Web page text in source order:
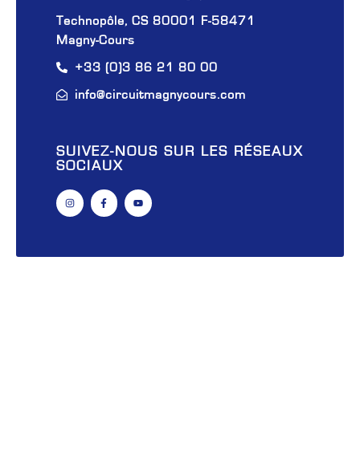
Technopôle, CS 80001 F-58471
Magny-Cours
+33 (0)3 86 21 80 00
info@circuitmagnycours.com
SUIVEZ-NOUS SUR LES RÉSEAUX
SOCIAUX